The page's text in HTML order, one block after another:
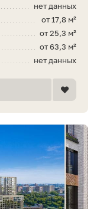
нет данных
от 17,8 м²
от 25,3 м²
от 63,3 м²
нет данных